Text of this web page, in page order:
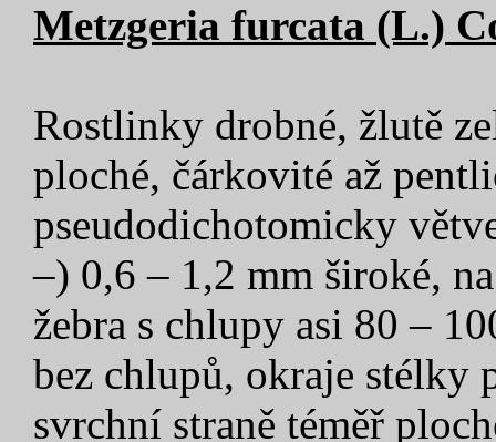
Metzgeria furcata (L.)
Rostlinky drobné, žlutě
ploché, čárkovité až
pseudodichotomicky
–) 0,6 – 1,2 mm široké,
žebra s chlupy asi 80 –
bez chlupů, okraje stélky
svrchní straně téměř